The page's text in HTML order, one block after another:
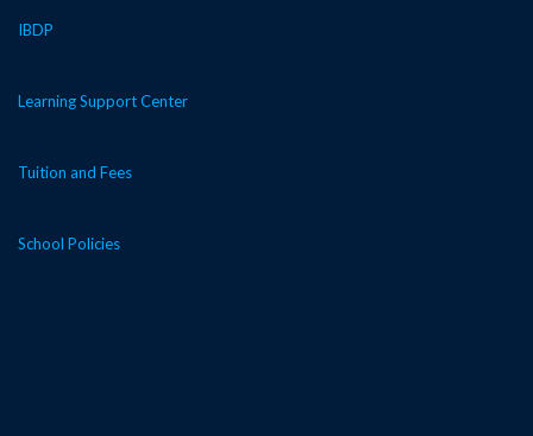
IBDP
Learning Support Center
Tuition and Fees
School Policies